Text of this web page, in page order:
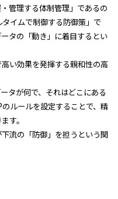
管理する体制管理」であるの
イムで制御する防御策」で
タの「動き」に着目するとい
い効果を発揮する親和性の高
タが何で、それはどこにある
ルールを設定することで、精
す。
流の「防御」を担うという関